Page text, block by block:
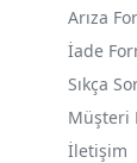
Arıza
İade
Sıkça
Müşteri
İletişim